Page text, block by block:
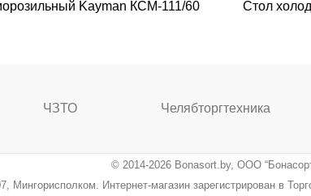
Kayman КСМ-111/60 Стол
ЧЗТО Челябторгтехника
© 2014-2026 Bonasort.by, ООО
Интернет-магазин зарегистрирован в